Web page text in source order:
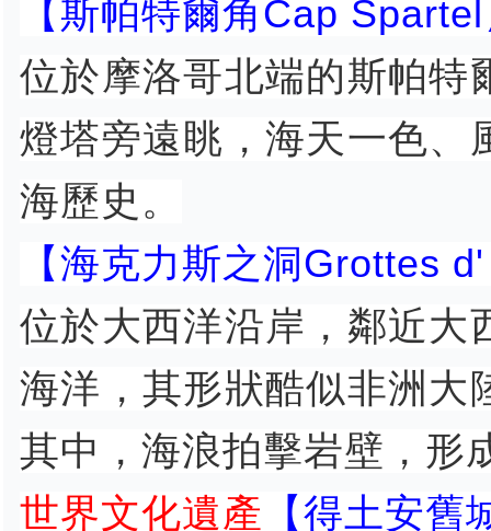
【斯帕特爾角Cap
位於摩洛哥北端的斯帕特
燈塔旁遠眺，海天一色、
海歷史。
【海克力斯之洞Grottes
位於大西洋沿岸，鄰近大
海洋，其形狀酷似非洲大
其中，海浪拍擊岩壁，形
世界文化遺產 【得土安